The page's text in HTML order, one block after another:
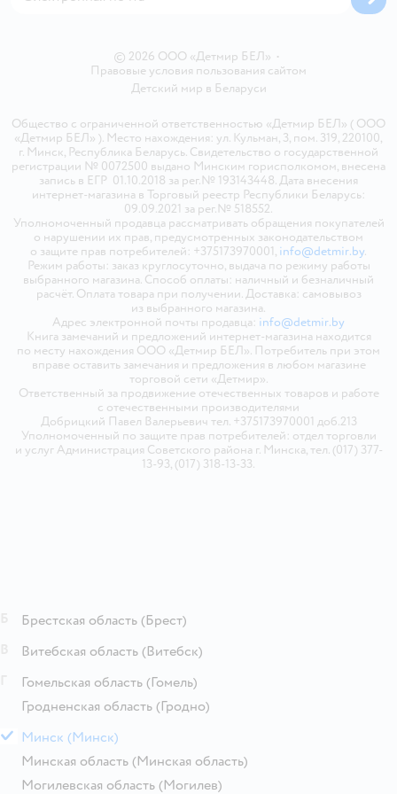
© 2026 ООО «Детмир БЕЛ» •
Правовые условия пользования сайтом
Детский мир в Беларуси
Общество с ограниченной ответственностью «Детмир БЕЛ» ( ООО
«Детмир БЕЛ» ). Место нахождения: ул. Кульман, 3, пом. 319, 220100,
г. Минск, Республика Беларусь. Свидетельство о государственной
регистрации № 0072500 выдано Минским горисполкомом, внесена
запись в ЕГР 01.10.2018 за рег.№ 193143448. Дата внесения
интернет-магазина в Торговый реестр Республики Беларусь:
09.09.2021 за рег.№ 518552.
Уполномоченный продавца рассматривать обращения покупателей
о нарушении их прав, предусмотренных законодательством
о защите прав потребителей: +375173970001, info@detmir.by.
Режим работы: заказ круглосуточно, выдача по режиму работы
выбранного магазина. Способ оплаты: наличный и безналичный
расчёт. Оплата товара при получении. Доставка: самовывоз
из выбранного магазина.
Адрес электронной почты продавца: info@detmir.by
Книга замечаний и предложений интернет-магазина находится
по месту нахождения ООО «Детмир БЕЛ». Потребитель при этом
вправе оставить замечания и предложения в любом магазине
торговой сети «Детмир».
Ответственный за продвижение отечественных товаров и работе
с отечественными производителями
Добрицкий Павел Валерьевич тел. +375173970001 доб.213
Уполномоченный по защите прав потребителей: отдел торговли
и услуг Администрация Советского района г. Минска, тел. (017) 377-
13-93, (017) 318-13-33.
Брестская область (Брест)
Витебская область (Витебск)
Гомельская область (Гомель)
Гродненская область (Гродно)
М Минск (Минск)
Минская область (Минская область)
Могилевская область (Могилев)